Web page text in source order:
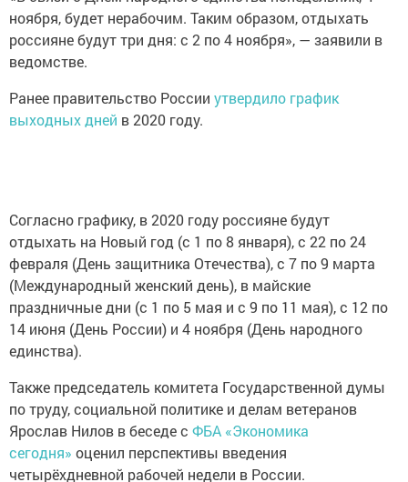
ноября, будет нерабочим. Таким образом, отдыхать
россияне будут три дня: с 2 по 4 ноября», — заявили в
ведомстве.
Ранее правительство России утвердило график
выходных дней в 2020 году.
Согласно графику, в 2020 году россияне будут
отдыхать на Новый год (с 1 по 8 января), с 22 по 24
февраля (День защитника Отечества), с 7 по 9 марта
(Международный женский день), в майские
праздничные дни (с 1 по 5 мая и с 9 по 11 мая), с 12 по
14 июня (День России) и 4 ноября (День народного
единства).
Также председатель комитета Государственной думы
по труду, социальной политике и делам ветеранов
Ярослав Нилов в беседе с ФБА «Экономика
сегодня» оценил перспективы введения
четырёхдневной рабочей недели в России.